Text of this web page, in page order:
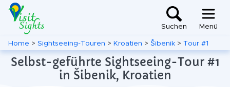
Suchen Menü
Home > Sightseeing-Touren > Kroatien > Šibenik > Tour #1
Selbst-geführte Sightseeing-Tour #1
in Šibenik, Kroatien